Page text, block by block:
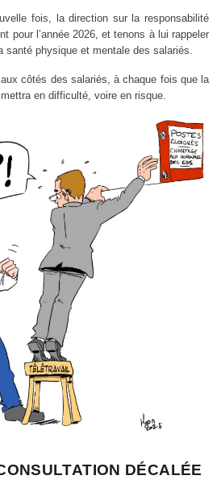
fois, la direction sur la responsabilité
pour l’année 2026, et tenons à lui rappeler
santé physique et mentale des salariés.
côtés des salariés, à chaque fois que la
en difficulté, voire en risque.
DÉCALÉE